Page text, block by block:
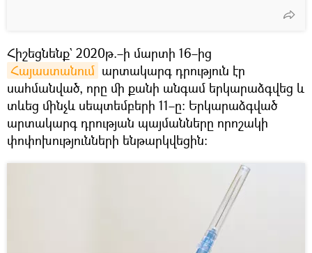
Հիշեցնենք` 2020թ.–ի մարտի 16–ից
Հայաստանում արտակարգ դրություն էր
սահմանված, որը մի քանի անգամ երկարաձգվեց և
տևեց մինչև սեպտեմբերի 11–ը։ Երկարաձգված
արտակարգ դրության պայմանները որոշակի
փոփոխությունների ենթարկվեցին։